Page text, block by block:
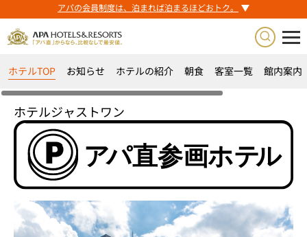
アパの会員制度は、泊まれば泊まるほどおトク。
ホテルTOP お知らせ ホテルの紹介 朝食 客室一覧 館内案内
ホテルジャストワン